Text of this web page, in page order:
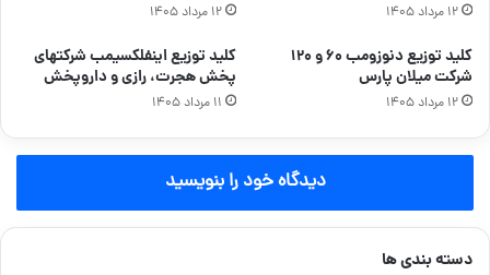
۱۲ مرداد ۱۴۰۵ ۱۲ مرداد ۱۴۰۵
کلید توزیع دنوزومب ۶۰ و ۱۲۰
شرکت میلان پارس
۱۲ مرداد ۱۴۰۵
کلید توزیع اینفلکسیمب شرکتهای
پخش هجرت، رازی و داروپخش
۱۱ مرداد ۱۴۰۵
دیدگاه خود را بنویسید
دسته بندی ها